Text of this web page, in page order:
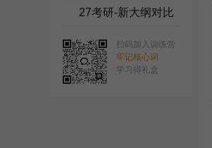
资料
27考研-新大纲对比
扫码加入训练营
牢记核心词
学习得礼盒